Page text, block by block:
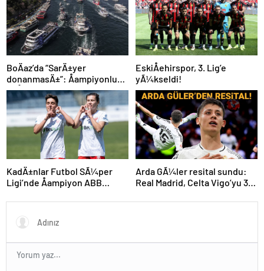
BoÄaz’da “SarÄ±yer
donanmasÄ±”: Åampiyonluk
coÅkuyla kutlandÄ±
EskiÅehirspor, 3. Lig’e
yÃ¼kseldi!
KadÄ±nlar Futbol SÃ¼per
Ligi’nde Åampiyon ABB
Arda GÃ¼ler resital sundu:
Real Madrid, Celta Vigo’yu 3